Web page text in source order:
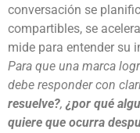
conversación se
compartibles, se
mide para entender su
Para que una marca
debe responder con
resuelve?,¿por qué
quiere que ocurra